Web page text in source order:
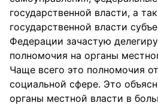
государственной власти, а
государственной власти
Федерации зачастую
полномочия на органы
Чаще всего это полномочия
социальной сфере. Это
органы местной власти в